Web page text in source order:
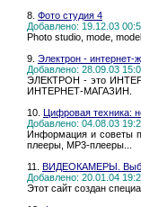
8. Фото студия 4
Добавлено: 19.12.03
Photo studio, mode,
9. Электрон -
Добавлено: 28.09.03
ЭЛЕКТРОН - это
ИНТЕРНЕТ-МАГАЗИН.
10. Цифровая техника:
Добавлено: 04.08.03
Информация и советы
плееры, MP3-плееры...
11. ВИДЕОКАМЕРЫ.
Добавлено: 20.01.04
Этот сайт создан